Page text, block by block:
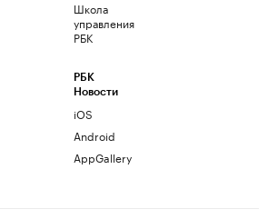
Школа
управления
РБК
РБК
Новости
iOS
Android
AppGallery